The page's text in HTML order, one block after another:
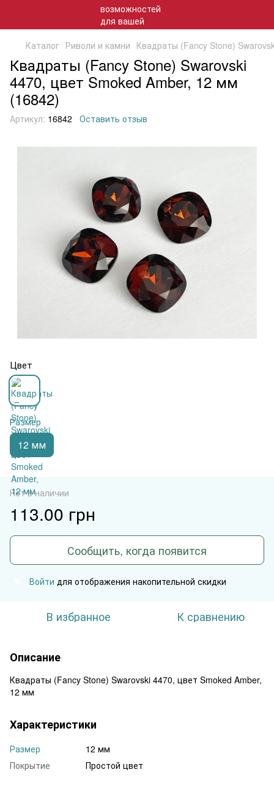
Каталог Риволи и камни Квадраты (Fancy Stone)
Квадраты (Fancy Stone) Swarovski
4470, цвет Smoked Amber, 12 мм
(16842)
Артикул: 16842 Оставить отзыв
Цвет
Размер
12 мм
Нет в наличии
113.00 грн
Сообщить, когда появится
Войти для отображения накопительной скидки
В избранное К сравнению
Описание
Квадраты (Fancy Stone) Swarovski 4470, цвет Smoked Amber,
12 мм
Характеристики
Размер
12 мм
Покрытие
Простой цвет